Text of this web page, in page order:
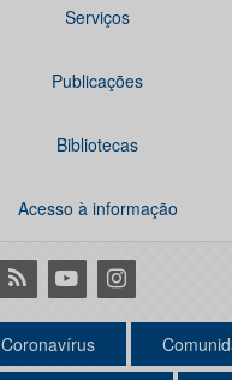
Serviços
Publicações
Bibliotecas
Acesso à informação
RSS YoutubeInstagram
Coronavírus